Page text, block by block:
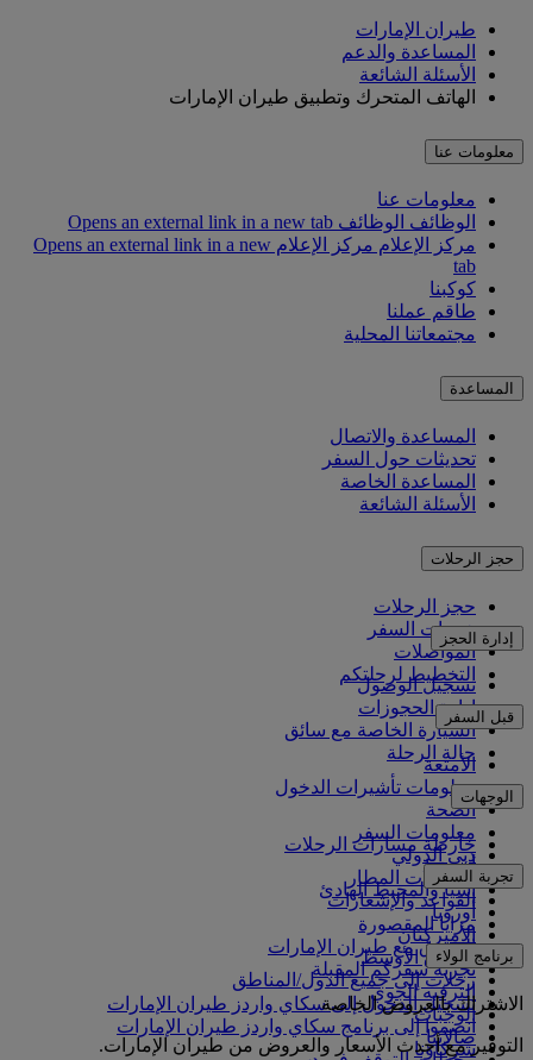
طيران الإمارات
المساعدة والدعم
الأسئلة الشائعة
الهاتف المتحرك وتطبيق طيران الإمارات
معلومات عنا
معلومات عنا
الوظائف الوظائف Opens an external link in a new tab
مركز الإعلام
مركز الإعلام Opens an external link in a new
tab
كوكبنا
طاقم عملنا
مجتمعاتنا المحلية
المساعدة
المساعدة والاتصال
تحديثات حول السفر
المساعدة الخاصة
الأسئلة الشائعة
حجز الرحلات
حجز الرحلات
خدمات السفر
المواصلات
التخطيط لرحلتكم
إدارة الحجز
تسجيل الوصول
إدارة الحجوزات
السيارة الخاصة مع سائق
حالة الرحلة
قبل السفر
الأمتعة
معلومات تأشيرات الدخول
الصحة
معلومات السفر
دبي الدولي
مواصلات المطار
القواعد والإشعارات
الوجهات
خارطة مسارات الرحلات
أفريقيا
آسيا والمحيط الهادئ
أوروبا
الأميركتان
الشرق الأوسط
رحلات إلى جميع الدول/المناطق
تجربة السفر
مزايا المقصورة
التسوق مع طيران الإمارات
تجربة سفركم المقبلة
الترفيه الجوي
الوجبات
صالاتنا
برنامج الولاء
تسجيل الدخول إلى سكاي واردز طيران الإمارات
انضموا إلى برنامج سكاي واردز طيران الإمارات
شركاؤنا
الاشتراك بالعروض الخاصة
التوفير مع أحدث الأسعار والعروض من طيران الإمارات.